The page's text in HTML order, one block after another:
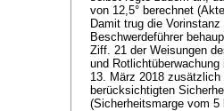
von 12,5° berechnet
Damit trug die
Beschwerdeführer
Ziff. 21 der Weisungen
und
13. März 2018
berücksichtigten
(Sicherheitsmarge vom